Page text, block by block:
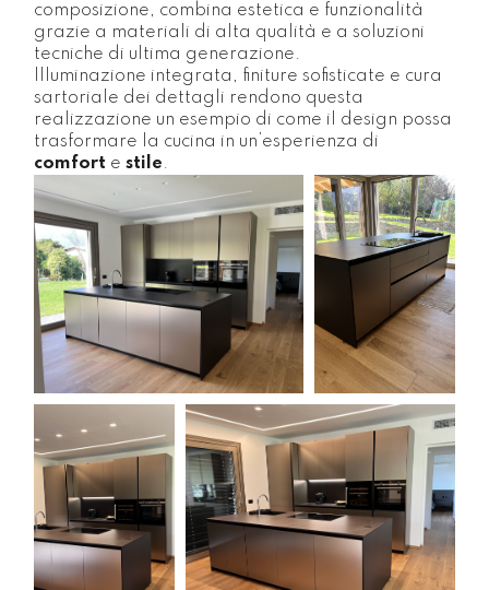
composizione, combina estetica e funzionalità
grazie a materiali di alta qualità e a soluzioni
tecniche di ultima generazione.
Illuminazione integrata, finiture sofisticate e cura
sartoriale dei dettagli rendono questa
realizzazione un esempio di come il design possa
trasformare la cucina in un’esperienza di
comfort estile.